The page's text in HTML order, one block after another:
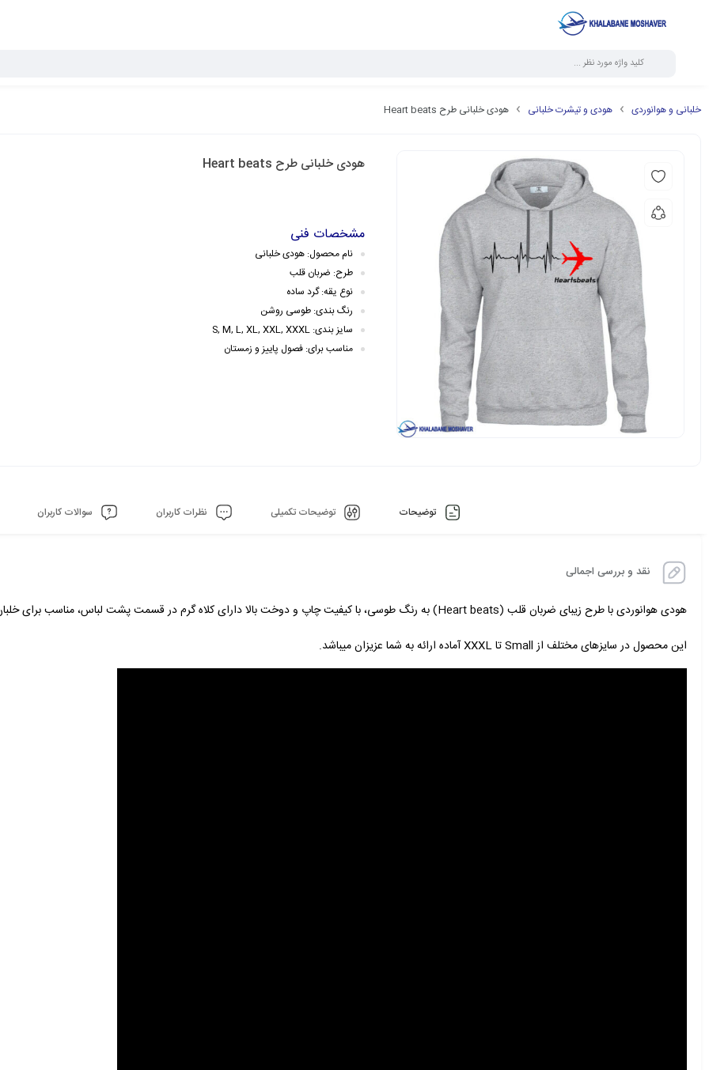
خلبانی و هوانوردی هودی و تیشرت خلبانی هودی خلبانی طرح Heart beats
هودی خلبانی طرح Heart beats
مشخصات فنی
نام محصول: هودی خلبانی
طرح: ضربان قلب
نوع یقه: گرد ساده
رنگ بندی: طوسی روشن
سایز بندی: S, M, L, XL, XXL, XXXL
مناسب برای: فصول پاییز و زمستان
توضیحات توضیحات تکمیلی نظرات کاربران سوالات کاربران
نقد و بررسی اجمالی
هودی هوانوردی با طرح زیبای ضربان قلب (Heart beats) به رنگ طوسی، با کیفیت چاپ و دوخت بالا دارای کلاه گرم در قسمت پشت لباس، مناسب برای خلبان ها و علاقه مندان به خلبانی و هوانوردی.
این محصول در سایزهای مختلف از Small تا XXXL آماده ارائه به شما عزیزان میباشد.